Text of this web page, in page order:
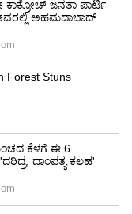
ಸರ್ಕಾರ
ಕೊಡುವ ಹಣದಲ್ಲೂ
ಬೆಂಗಳೂರಿನ ನೀರಿನ
ಬೆಂಗಳೂರನ್ನ
ಹೋಗಿದ್ದಾರೆ.
ಬೆಂಗಳೂರನ್ನ
ರಾಜ್ಯ ಸರ್ಕಾರ
ನೀರಿನ